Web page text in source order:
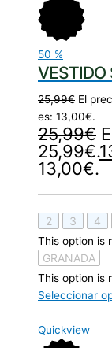
50 %
VESTIDO
25,99€ El
es: 13,00€.
25,99€
25,99€.
13,00€.
2 3 4
This option is
GRANADA
This option is
Seleccionar
Quickview